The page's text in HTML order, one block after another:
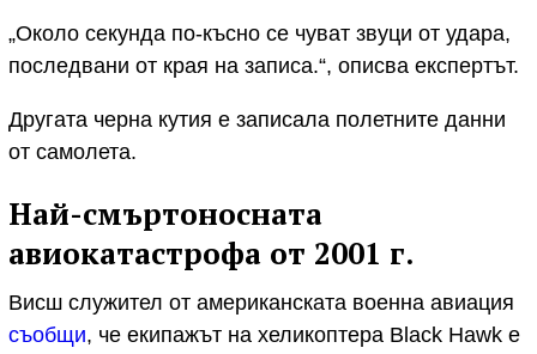
„Около секунда по-късно се чуват звуци от удара,
последвани от края на записа.“, описва експертът.
Другата черна кутия е записала полетните данни
от самолета.
Най-смъртоносната
авиокатастрофа от 2001 г.
Висш служител от американската военна авиация
съобщи, че екипажът на хеликоптера Black Hawk е